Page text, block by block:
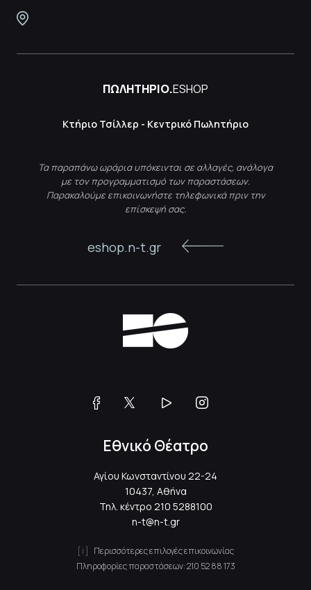
ΠΩΛΗΤΗΡΙΟ.ESHOP
Κτήριο Τσίλλερ - Κεντρικό Πωλητήριο
Τα παραπάνω ωράρια υπόκεινται σε αλλαγές, ανάλογα
με τον προγραμματισμό των παραστάσεων.
Παρακαλούμε επικοινωνήστε τηλεφωνικά πριν την
επίσκεψή σας.
eshop.n-t.gr
Εθνικό Θέατρο
Αγίου Κωνσταντίνου 22-24
10437, Αθήνα
Τηλ. κέντρο 210 5288100
n-t@n-t.gr
Περισσότερες επιλογές επικοινωνίας
Πληροφορίες παραστάσεων:210 52 88 173